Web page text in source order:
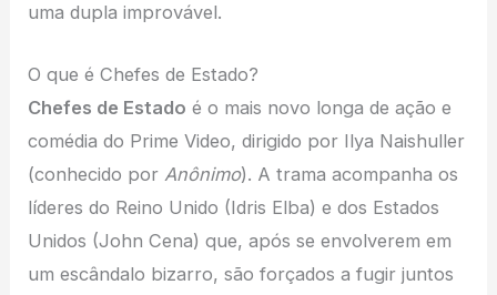
uma dupla improvável.
O que é Chefes de Estado?
Chefes de Estado é o mais novo longa de ação e
comédia do Prime Video, dirigido por Ilya Naishuller
(conhecido porAnônimo). A trama acompanha os
líderes do Reino Unido (Idris Elba) e dos Estados
Unidos (John Cena) que, após se envolverem em
um escândalo bizarro, são forçados a fugir juntos